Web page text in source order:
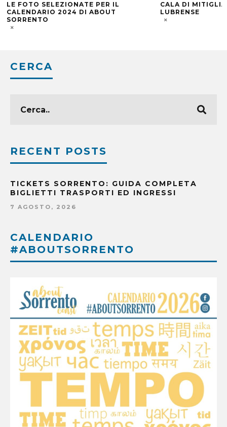
CALA DI MITIGLIANO A MASSA
LUBRENSE
INTARSIO
DELL’ARTE
LEGNO
CERCA
RECENT POSTS
TICKETS SORRENTO: GUIDA COMPLETA
BIGLIETTI TRASPORTI ED INGRESSI
7 AGOSTO, 2026
CALENDARIO
#ABOUTSORRENTO